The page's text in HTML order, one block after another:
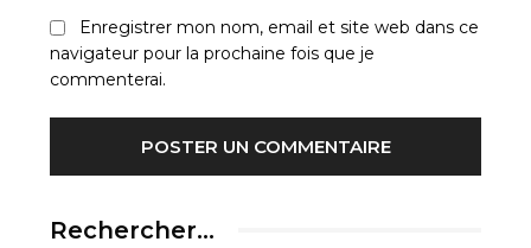
Enregistrer mon nom, email et site web dans ce
navigateur pour la prochaine fois que je
commenterai.
Rechercher…